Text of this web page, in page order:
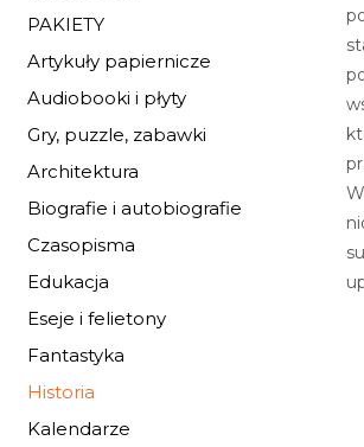
PAKIETY
Artykuły papiernicze
Audiobooki i płyty
Gry, puzzle, zabawki
Architektura
Biografie i autobiografie
Czasopisma
Edukacja
Eseje i felietony
Fantastyka
Historia
Kalendarze